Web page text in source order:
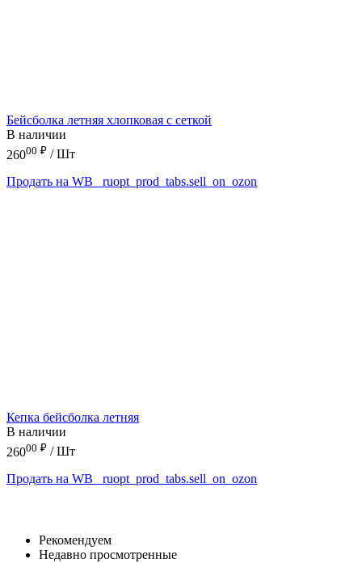
Бейсболка летняя хлопковая с сеткой
В наличии
26000 ₽ / Шт
Продать на WB
_ruopt_prod_tabs.sell_on_ozon
Кепка бейсболка летняя
В наличии
26000 ₽ / Шт
Продать на WB
_ruopt_prod_tabs.sell_on_ozon
Рекомендуем
Недавно просмотренные